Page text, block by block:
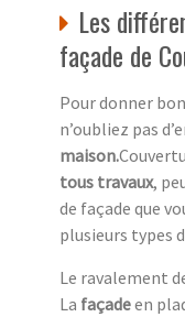
Les
façade de
Pour donner
n’oubliez pas
maison.
tous travaux,
de façade que
plusieurs types
Le ravalement
La façadeen